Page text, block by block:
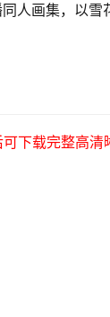
画集，以雪
可下载完整高清